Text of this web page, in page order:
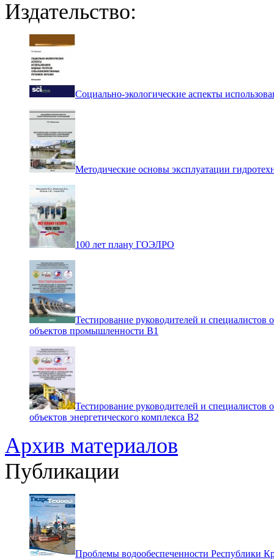
Издательство:
Социально-экологические аспекты
Методические основы эксплуатации
100 лет плану ГОЭЛРО
Тестирование руководителей и специалистов
объектов промышленности В1
Тестирование руководителей и специалистов
объектов энергетического комплекса В2
Архив материалов
Публикации
Проблемы водообеспеченности Республики